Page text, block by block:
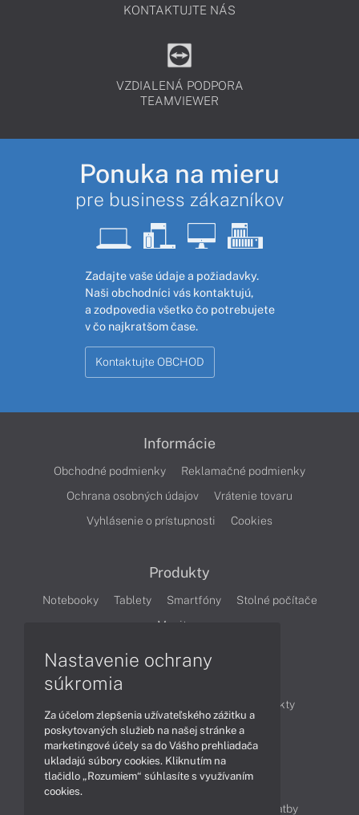
KONTAKTUJTE NÁS
VZDIALENÁ PODPORA
TEAMVIEWER
Ponuka na mieru
pre business zákazníkov
Zadajte vaše údaje a požiadavky.
Naši obchodníci vás kontaktujú,
a zodpovedia všetko čo potrebujete
v čo najkratšom čase.
Kontaktujte OBCHOD
Informácie
Obchodné podmienky
Reklamačné podmienky
Ochrana osobných údajov
Vrátenie tovaru
Vyhlásenie o prístupnosti
Cookies
Produkty
Notebooky Tablety Smartfóny
Stolné počítače
Monitory
Produkty
Technológie
Videá
Obsah
Možnosti doručenia a platby
Nastavenie ochrany
súkromia
Za účelom zlepšenia užívateľského zážitku a
poskytovaných služieb na našej stránke a
marketingové účely sa do Vášho prehliadača
ukladajú súbory cookies. Kliknutím na
tlačidlo „Rozumiem“ súhlasíte s využívaním
cookies.